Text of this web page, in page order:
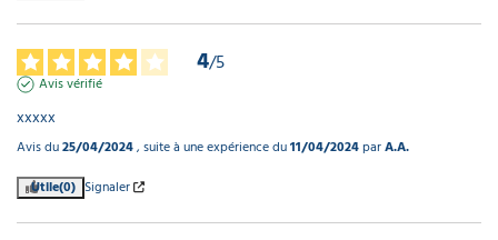
4/5
Avis vérifié
xxxxx
Avis du25/04/2024, suite à une expérience du11/04/2024parA.A.
Utile(0) Signaler